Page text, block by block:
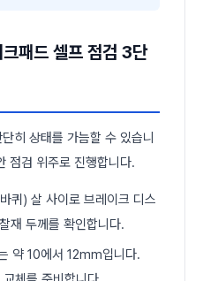
패드 셀프 점검 3단
히 상태를 가늠할 수 있습니
점검 위주로 진행합니다.
퀴) 살 사이로 브레이크 디스
재 두께를 확인합니다.
약 10에서 12mm입니다.